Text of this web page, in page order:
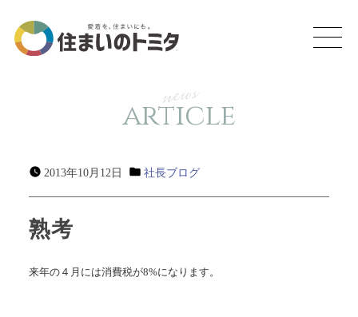
news
article
2013年10月12日 社長ブログ
熟考
来年の４月には消費税が8%になります。